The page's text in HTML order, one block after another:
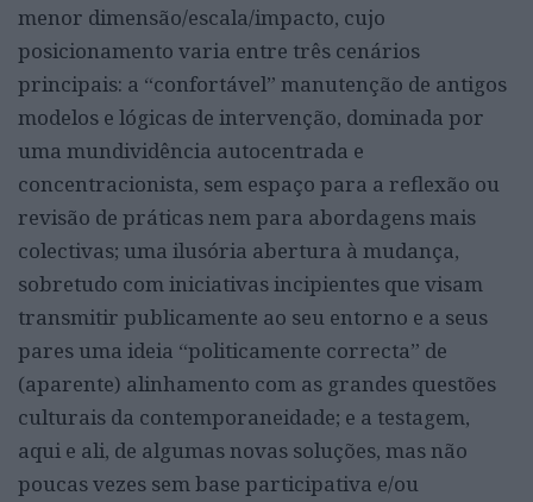
menor dimensão/escala/impacto, cujo
posicionamento varia entre três cenários
principais: a “confortável” manutenção de antigos
modelos e lógicas de intervenção, dominada por
uma mundividência autocentrada e
concentracionista, sem espaço para a reflexão ou
revisão de práticas nem para abordagens mais
colectivas; uma ilusória abertura à mudança,
sobretudo com iniciativas incipientes que visam
transmitir publicamente ao seu entorno e a seus
pares uma ideia “politicamente correcta” de
(aparente) alinhamento com as grandes questões
culturais da contemporaneidade; e a testagem,
aqui e ali, de algumas novas soluções, mas não
poucas vezes sem base participativa e/ou